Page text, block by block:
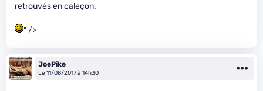
retrouvés en caleçon.
" />
JoePike
Le 11/08/2017 à 14h30